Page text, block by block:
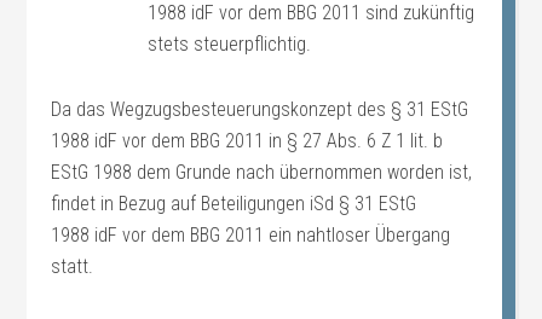
1988 idF vor dem BBG 2011 sind zukünftig
stets steuerpflichtig.
Da das Wegzugsbesteuerungskonzept des § 31 EStG
1988 idF vor dem BBG 2011 in § 27 Abs. 6 Z 1 lit. b
EStG 1988 dem Grunde nach übernommen worden ist,
findet in Bezug auf Beteiligungen iSd § 31 EStG
1988 idF vor dem BBG 2011 ein nahtloser Übergang
statt.